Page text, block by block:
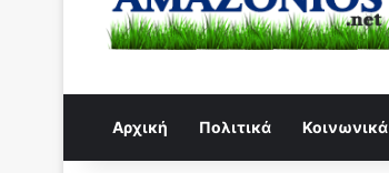
Αρχική Πολιτικά Κοινωνικά